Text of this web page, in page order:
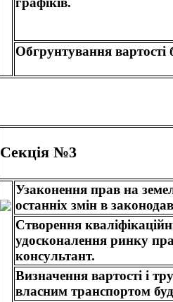
Обгрунтування вартості
Секція №3
Узаконення прав на
останніх змін в
Створення
удосконалення ринку
консультант.
Визначення вартості і
власним транспортом